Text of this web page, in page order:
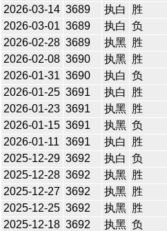
2026-03-14 3689 执白 胜
2026-03-01 3689 执白 负
2026-02-28 3689 执黑 胜
2026-02-08 3690 执黑 胜
2026-01-31 3690 执白 负
2026-01-25 3691 执白 胜
2026-01-23 3691 执黑 胜
2026-01-15 3691 执黑 负
2026-01-11 3691 执白 胜
2025-12-29 3692 执白 负
2025-12-28 3692 执黑 胜
2025-12-27 3692 执黑 胜
2025-12-25 3692 执黑 胜
2025-12-18 3692 执黑 负